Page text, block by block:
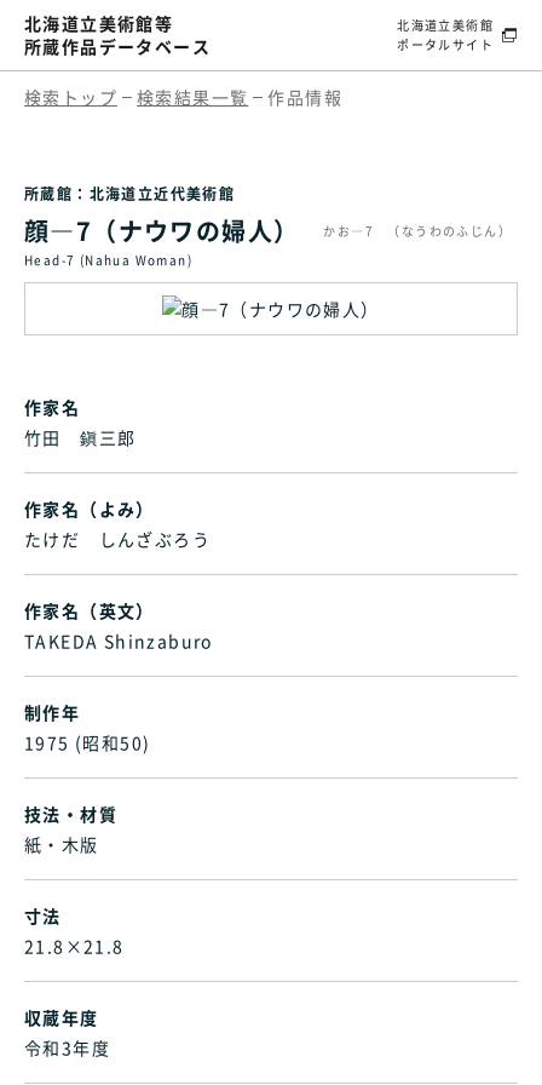
北海道立美術館等
所蔵作品データベース
北海道立美術館
ポータルサイト
検索トップ 検索結果一覧 作品情報
所蔵館：北海道立近代美術館
顔―7（ナウワの婦人）
かお―7 （なうわのふじん）
Head-7 (Nahua Woman)
作家名
竹田 鎭三郎
作家名（よみ）
たけだ しんざぶろう
作家名（英文）
TAKEDA Shinzaburo
制作年
1975 (昭和50)
技法・材質
紙・木版
寸法
21.8×21.8
収蔵年度
令和3年度